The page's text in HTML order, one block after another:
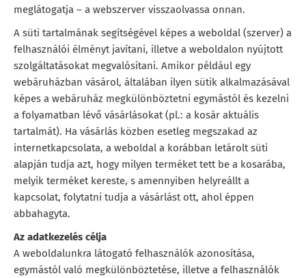
meglátogatja – a webszerver visszaolvassa onnan.
A süti tartalmának segítségével képes a weboldal (szerver) a
felhasználói élményt javítani, illetve a weboldalon nyújtott
szolgáltatásokat megvalósítani. Amikor például egy
webáruházban vásárol, általában ilyen sütik alkalmazásával
képes a webáruház megkülönböztetni egymástól és kezelni
a folyamatban lévő vásárlásokat (pl.: a kosár aktuális
tartalmát). Ha vásárlás közben esetleg megszakad az
internetkapcsolata, a weboldal a korábban letárolt süti
alapján tudja azt, hogy milyen terméket tett be a kosarába,
melyik terméket kereste, s amennyiben helyreállt a
kapcsolat, folytatni tudja a vásárlást ott, ahol éppen
abbahagyta.
Az adatkezelés célja
A weboldalunkra látogató felhasználók azonosítása,
egymástól való megkülönböztetése, illetve a felhasználók